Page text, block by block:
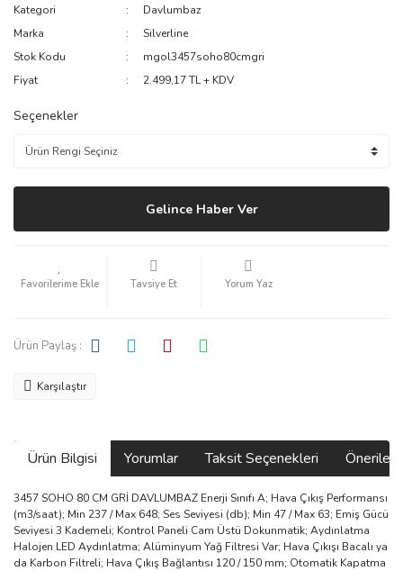
Kategori
Davlumbaz
Marka
Silverline
Stok Kodu
mgol3457soho80cmgri
Fiyat
2.499,17 TL + KDV
Seçenekler
Gelince Haber Ver
Tavsiye Et Yorum Yaz
Ürün Paylaş :
Karşılaştır
Ürün Bilgisi Yorumlar Taksit Seçenekleri
3457 SOHO 80 CM GRİ DAVLUMBAZ Enerji Sınıfı A; Hava Çıkış Performansı
(m3/saat); Min 237 / Max 648; Ses Seviyesi (db); Min 47 / Max 63; Emiş Gücü
Seviyesi 3 Kademeli; Kontrol Paneli Cam Üstü Dokunmatik; Aydınlatma
Halojen LED Aydınlatma; Alüminyum Yağ Filtresi Var; Hava Çıkışı Bacalı ya
da Karbon Filtreli; Hava Çıkış Bağlantısı 120 / 150 mm; Otomatik Kapatma